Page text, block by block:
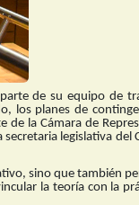
de su equipo de
los planes de
de la Cámara de
legislativa del
sino que también
la teoría con la